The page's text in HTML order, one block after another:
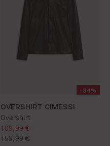
-31%
OVERSHIRT CIMESSI
Overshirt
verkaufspreis:
109,99 €
regulärer preis:
159,99 €